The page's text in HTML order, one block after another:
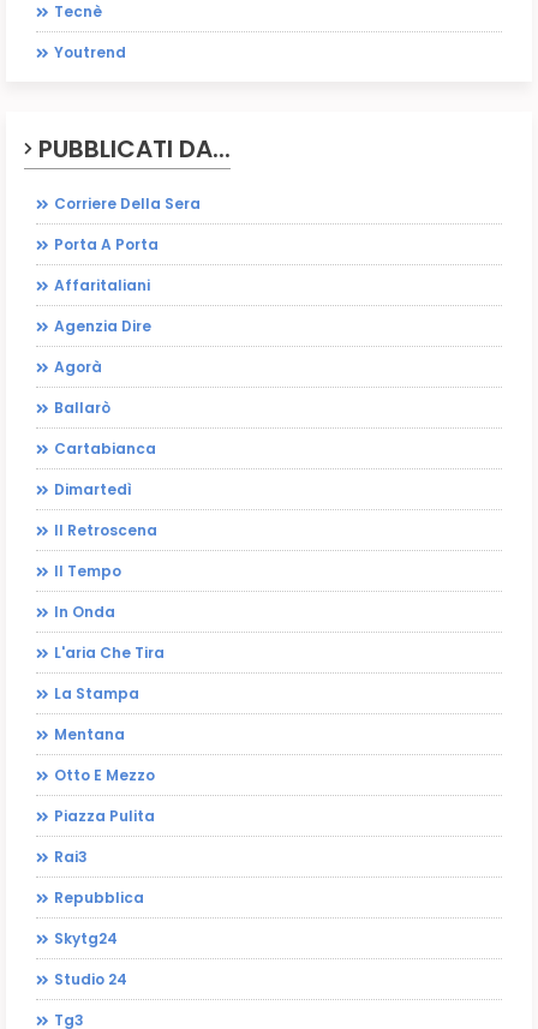
Tecnè
Youtrend
PUBBLICATI DA...
Corriere Della Sera
Porta A Porta
Affaritaliani
Agenzia Dire
Agorà
Ballarò
Cartabianca
Dimartedì
Il Retroscena
Il Tempo
In Onda
L'aria Che Tira
La Stampa
Mentana
Otto E Mezzo
Piazza Pulita
Rai3
Repubblica
Skytg24
Studio 24
Tg3